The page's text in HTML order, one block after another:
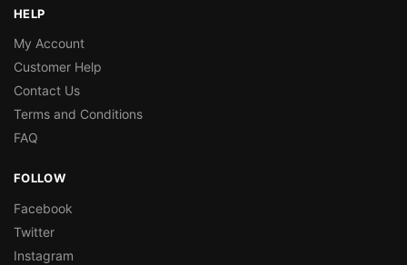
HELP
My Account
Customer Help
Contact Us
Terms and Conditions
FAQ
FOLLOW
Facebook
Twitter
Instagram